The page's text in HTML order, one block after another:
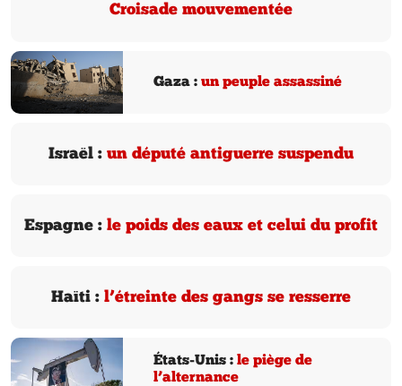
Croisade mouvementée
Gaza : un peuple assassiné
Israël : un député antiguerre suspendu
Espagne : le poids des eaux et celui du profit
Haïti : l’étreinte des gangs se resserre
États-Unis : le piège de
l’alternance